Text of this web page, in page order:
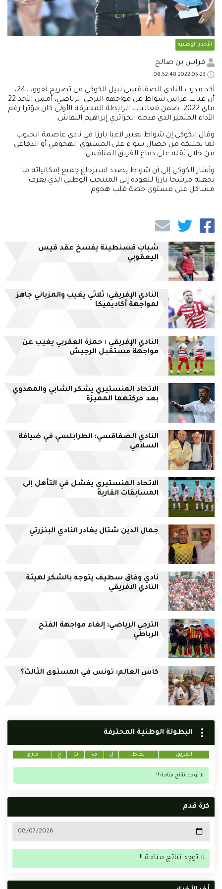
الأخبار الوطنية
فراس بن صالح
أكد مدرب النادي الصفاقسي نبيل الكوكي في تصريح لفووت24،
أن غياب فراس شواط عن مواجهة الترجي الرياضي، أمس الأحد 22
ماي 2022، ضمن فعاليات الرابطة المحترفة الأولى كان مؤثرا رغم
الأداء المتميز الذي قدمه الجزائري إبراهيم النقاش.
وقال الكوكي إن شواط يعتبر لاعبا بارزا في نادي عاصمة الجنوب
لما يمتلكه من خصال سواء على المستوى الهجومي أو الدفاعي
من خلال ثقله على دفاع الفريق المنافس.
وأشار الكوكي إلى أن شواط بصدد استرجاع جميع إمكانياته ما
يجعله مرشحا بارزا للعودة إلى المنتخب الوطني الذي يعرف
مشاكل على مستوى خطة قلب هجوم.
شباب قسنطينة يفسخ عقد قيس
اليعقوبي
النادي الإفريقي: ثلاثي يغيب والمزياني جاهز
لمواجهة أكاديميكا
النادي الإفريقي : حمزة العقربي يغيب عن
مواجهة مستقبل الرجيش
الاتحاد المنستيري يشكر الشابي والمهدوي
بعد حركتهما المميزة
النادي الصفاقسي: الطرابلسي في ضيافة
السلامي
الاتحاد المنستيري يفشل في التأهل إلى
المسابقات القارية
جمال الدين شتال يغادر النادي البنزرتي
نادي وفاق سطيف يتوجه بالشكر لهيئة
النادي الافريقي
الترجي الرياضي: إلغاء مواجهة الفتح
الرباطي
كأس العالم: تونس في المستوى الثالث؟
البطولة الوطنية المحترفة
الفريق نقاط ل ف ت خ فارق
لا توجد نتائج متاحة !!
كرة قدم
لا توجد نتائج متاحة !!